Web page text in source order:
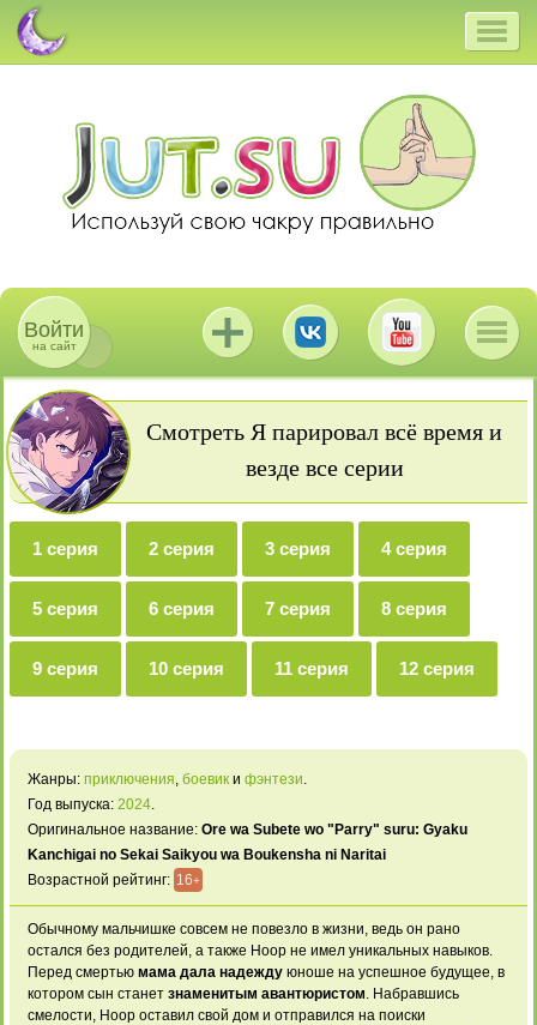
Войти
на сайт
Смотреть Я парировал всё время и
везде все серии
1 серия 2 серия 3 серия 4 серия
5 серия 6 серия 7 серия 8 серия
9 серия 10 серия 11 серия 12 серия
Жанры: приключения, боевик и фэнтези.
Год выпуска: 2024.
Оригинальное название: Ore wa Subete wo "Parry" suru: Gyaku
Kanchigai no Sekai Saikyou wa Boukensha ni Naritai
Возрастной рейтинг: 16+
Обычному мальчишке совсем не повезло в жизни, ведь он рано
остался без родителей, а также Ноор не имел уникальных навыков.
Перед смертью мама дала надежду юноше на успешное будущее, в
котором сын станет знаменитым авантюристом. Набравшись
смелости, Ноор оставил свой дом и отправился на поиски